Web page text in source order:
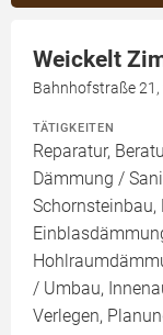
Weickelt
Bahnhofstraße
TÄTIGKEITEN
Reparatur,
Dämmung /
Schornsteinbau,
/ Umbau,
Verlegen,